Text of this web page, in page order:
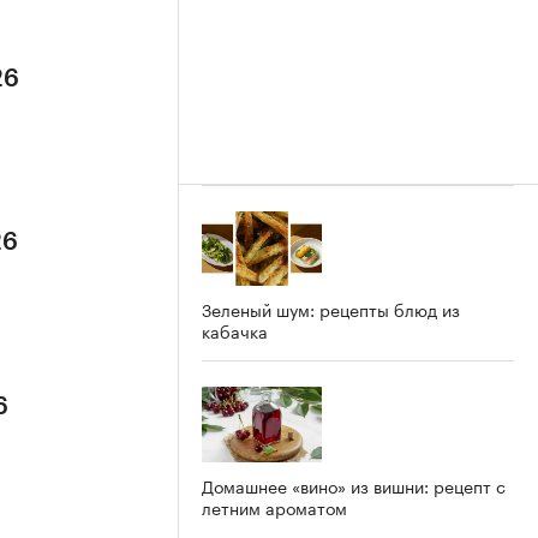
Зеленый шум: рецепты блюд из
кабачка
Домашнее «вино» из вишни: рецепт с
летним ароматом